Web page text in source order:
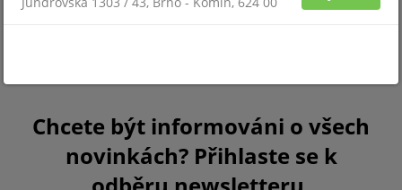
Chcete být informováni o všech
novinkách? Přihlaste se k